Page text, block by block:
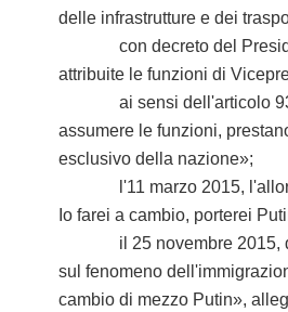
delle infrastrutture e dei
con decreto del
attribuite le funzioni di
ai sensi dell'articolo 93
assumere le funzioni,
esclusivo della nazione»;
l'11 marzo 2015, l'allora
Io farei a cambio, porterei
il 25 novembre 2015,
sul fenomeno
cambio di mezzo Putin»,